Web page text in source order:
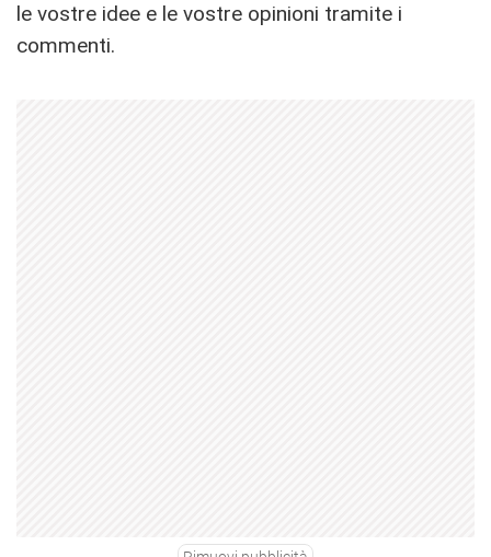
le vostre idee e le vostre opinioni tramite i
commenti.